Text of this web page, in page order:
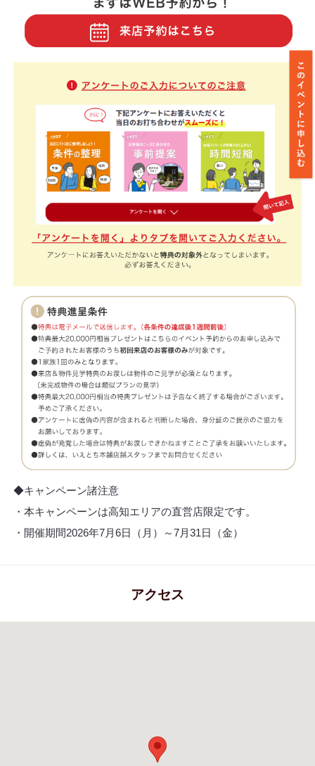
◆キャンペーン諸注意
・本キャンペーンは高知エリアの直営店限定です。
・開催期間2026年7月6日（月）～7月31日（金）
アクセス